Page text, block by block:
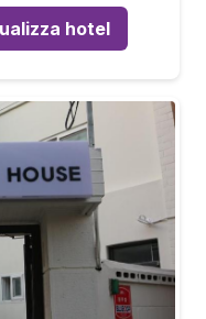
hotel